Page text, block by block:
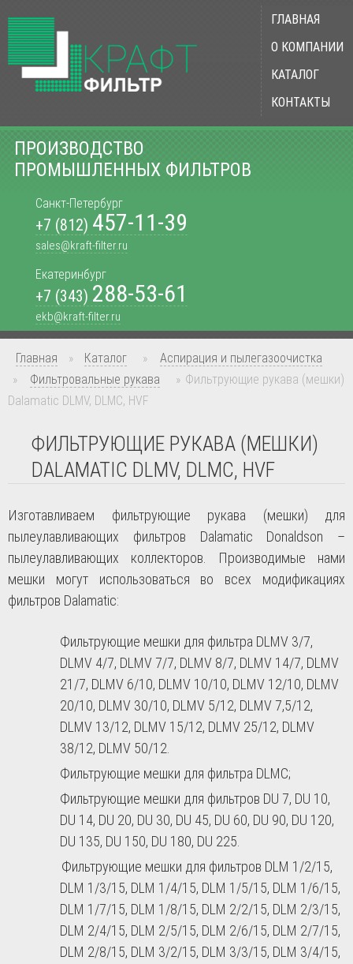
ПРОИЗВОДСТВО
ПРОМЫШЛЕННЫХ ФИЛЬТРОВ
Санкт-Петербург
+7 (812) 457-11-39
sales@kraft-filter.ru
Екатеринбург
+7 (343) 288-53-61
ekb@kraft-filter.ru
ГЛАВНАЯ
О КОМПАНИИ
КАТАЛОГ
КОНТАКТЫ
Главная » Каталог »
Аспирация и пылегазоочистка
»
Фильтровальные рукава » Фильтрующие рукава (мешки)
Dalamatic DLMV, DLMC, HVF
ФИЛЬТРУЮЩИЕ РУКАВА (МЕШКИ)
DALAMATIC DLMV, DLMC, HVF
Изготавливаем фильтрующие рукава (мешки) для
пылеулавливающих фильтров Dalamatic Donaldson –
пылеулавливающих коллекторов. Производимые нами
мешки могут использоваться во всех модификациях
фильтров Dalamatic:
Фильтрующие мешки для фильтра DLMV 3/7,
DLMV 4/7, DLMV 7/7, DLMV 8/7, DLMV 14/7, DLMV
21/7, DLMV 6/10, DLMV 10/10, DLMV 12/10, DLMV
20/10, DLMV 30/10, DLMV 5/12, DLMV 7,5/12,
DLMV 13/12, DLMV 15/12, DLMV 25/12, DLMV
38/12, DLMV 50/12.
Фильтрующие мешки для фильтра DLMC;
Фильтрующие мешки для фильтров DU 7, DU 10,
DU 14, DU 20, DU 30, DU 45, DU 60, DU 90, DU 120,
DU 135, DU 150, DU 180, DU 225.
Фильтрующие мешки для фильтров DLM 1/2/15,
DLM 1/3/15, DLM 1/4/15, DLM 1/5/15, DLM 1/6/15,
DLM 1/7/15, DLM 1/8/15, DLM 2/2/15, DLM 2/3/15,
DLM 2/4/15, DLM 2/5/15, DLM 2/6/15, DLM 2/7/15,
DLM 2/8/15, DLM 3/2/15, DLM 3/3/15, DLM 3/4/15,